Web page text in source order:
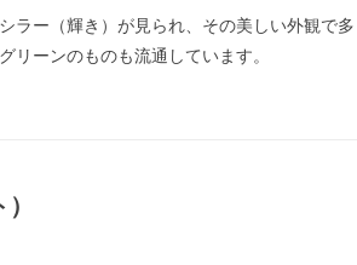
ラー（輝き）が見られ、その美しい外観で
リーンのものも流通しています。